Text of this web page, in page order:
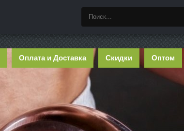
Оплата и Доставка Скидки Оптом